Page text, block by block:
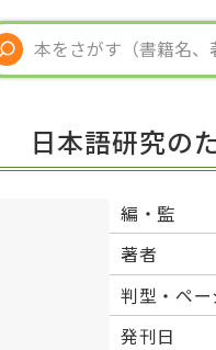
分野
子
発
日
読本
・絵教材
絵
ス
ポ
表
語
表記
語政策
言
日本語研究の
編・監
著者
判型・ペ
発刊日